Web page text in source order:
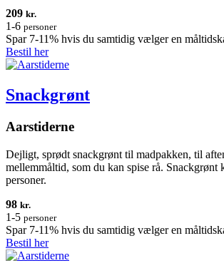
209 kr.
1-6 personer
Spar 7-11% hvis du samtidig vælger en
Bestil her
Snackgrønt
Aarstiderne
Dejligt, sprødt snackgrønt til madpakken, til
mellemmåltid, som du kan spise rå. Snackgrønt
personer.
98 kr.
1-5 personer
Spar 7-11% hvis du samtidig vælger en
Bestil her